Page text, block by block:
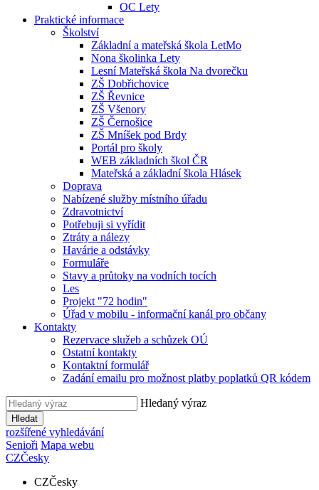
OC Lety
Praktické informace
Školství
Základní a mateřská škola LetMo
Nona školinka Lety
Lesní Mateřská škola Na dvorečku
ZŠ Dobřichovice
ZŠ Řevnice
ZŠ Všenory
ZŠ Černošice
ZŠ Mníšek pod Brdy
Portál pro školy
WEB základních škol ČR
Mateřská a základní škola Hlásek
Doprava
Nabízené služby místního úřadu
Zdravotnictví
Potřebuji si vyřídit
Ztráty a nálezy
Havárie a odstávky
Formuláře
Stavy a průtoky na vodních tocích
Les
Projekt "72 hodin"
Úřad v mobilu - informační kanál pro občany
Kontakty
Rezervace služeb a schůzek OÚ
Ostatní kontakty
Kontaktní formulář
Zadání emailu pro možnost platby poplatků QR kódem
Hledaný výraz
Hledat
rozšířené vyhledávání
Senioři Mapa webu
CZČesky
CZČesky